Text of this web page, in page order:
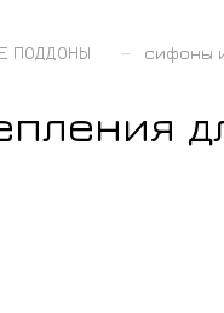
ПОДДОНЫ – сифоны